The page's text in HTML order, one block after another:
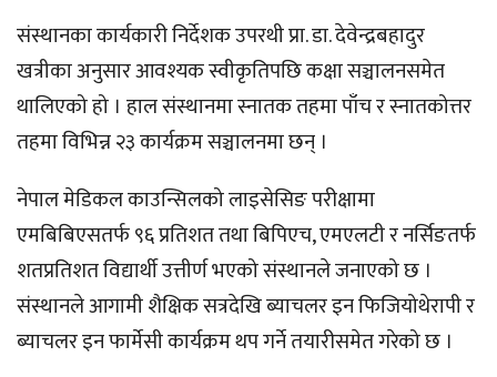
संस्थानका कार्यकारी निर्देशक उपरथी प्रा. डा. देवेन्द्रबहादुर
खत्रीका अनुसार आवश्यक स्वीकृतिपछि कक्षा सञ्चालनसमेत
थालिएको हो । हाल संस्थानमा स्नातक तहमा पाँच र स्नातकोत्तर
तहमा विभिन्न २३ कार्यक्रम सञ्चालनमा छन् ।
नेपाल मेडिकल काउन्सिलको लाइसेसिङ परीक्षामा
एमबिबिएसतर्फ ९६ प्रतिशत तथा बिपिएच, एमएलटी र नर्सिङतर्फ
शतप्रतिशत विद्यार्थी उत्तीर्ण भएको संस्थानले जनाएको छ ।
संस्थानले आगामी शैक्षिक सत्रदेखि ब्याचलर इन फिजियोथेरापी र
ब्याचलर इन फार्मेसी कार्यक्रम थप गर्ने तयारीसमेत गरेको छ ।